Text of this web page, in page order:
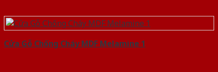
Cửa Gỗ Chống Cháy MDF Melamine 1